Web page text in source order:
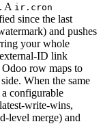
A ir.cron
since the last
and pushes
your whole
ID link
row maps to
When the same
a configurable
write-wins,
level merge) and